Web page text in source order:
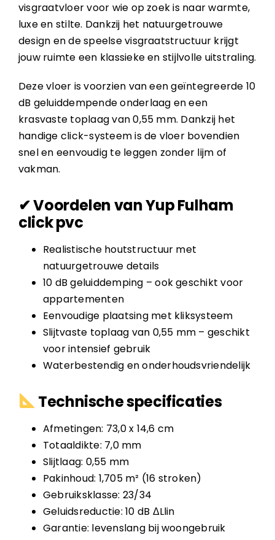
visgraatvloer voor wie op zoek is naar warmte,
luxe en stilte. Dankzij het natuurgetrouwe
design en de speelse visgraatstructuur krijgt
jouw ruimte een klassieke en stijlvolle uitstraling.
Deze vloer is voorzien van een geïntegreerde 10
dB geluiddempende onderlaag en een
krasvaste toplaag van 0,55 mm. Dankzij het
handige click-systeem is de vloer bovendien
snel en eenvoudig te leggen zonder lijm of
vakman.
✔ Voordelen van Yup Fulham
click pvc
Realistische houtstructuur met
natuurgetrouwe details
10 dB geluiddemping – ook geschikt voor
appartementen
Eenvoudige plaatsing met kliksysteem
Slijtvaste toplaag van 0,55 mm – geschikt
voor intensief gebruik
Waterbestendig en onderhoudsvriendelijk
Technische specificaties
Afmetingen: 73,0 x 14,6 cm
Totaaldikte: 7,0 mm
Slijtlaag: 0,55 mm
Pakinhoud: 1,705 m² (16 stroken)
Gebruiksklasse: 23/34
Geluidsreductie: 10 dB ΔLlin
Garantie: levenslang bij woongebruik